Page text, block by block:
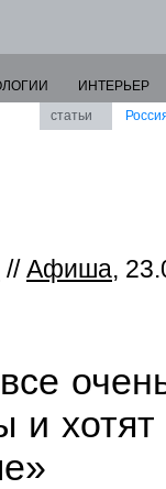
ИНТЕРЬЕР
статьи
//Афиша,
и хотят